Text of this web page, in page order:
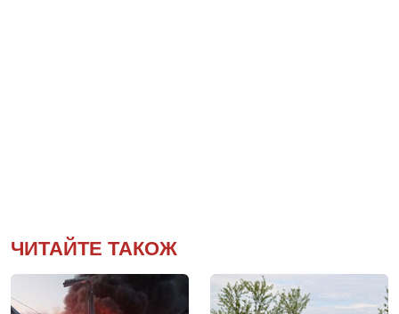
ЧИТАЙТЕ ТАКОЖ